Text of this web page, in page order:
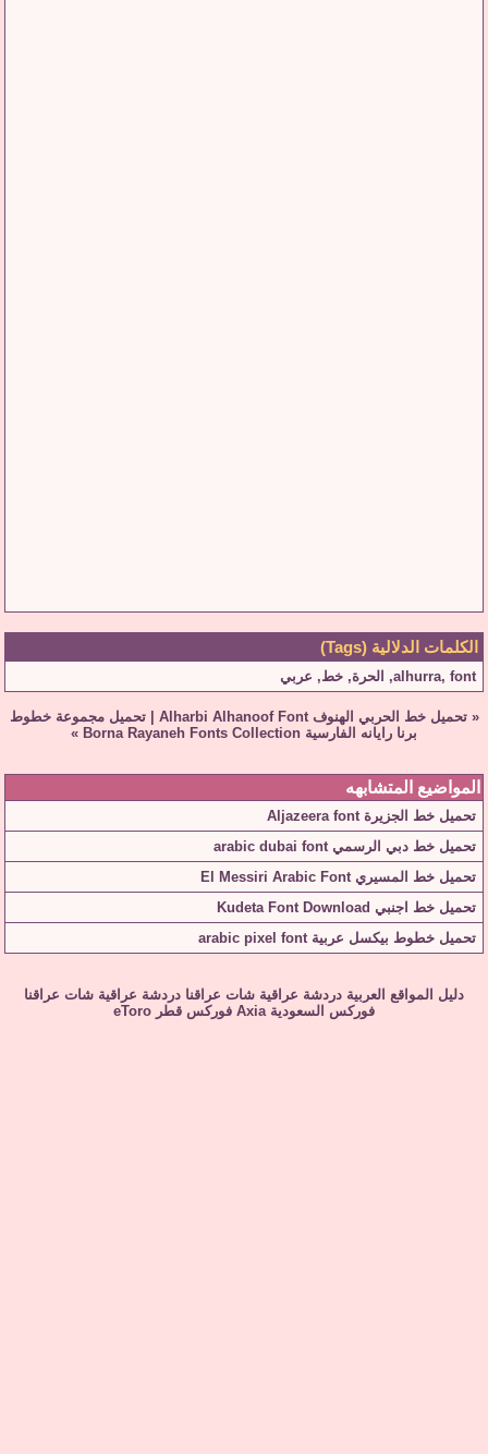
الكلمات الدلالية (Tags)
alhurra, font
, الحرة, خط, عربي
« تحميل خط الحربي الهنوف Alharbi Alhanoof Font |تحميل مجموعة خطوط
برنا رايانه الفارسية Borna Rayaneh Fonts Collection
»
المواضيع المتشابهه
تحميل خط الجزيرة Aljazeera font
تحميل خط دبي الرسمي arabic dubai font
تحميل خط المسيري El Messiri Arabic Font
تحميل خط اجنبي Kudeta Font Download
تحميل خطوط بيكسل عربية arabic pixel font
دليل المواقع العربية دردشة عراقية شات عراقنا دردشة عراقية شات عراقنا
فوركس السعودية Axia فوركس قطر eToro